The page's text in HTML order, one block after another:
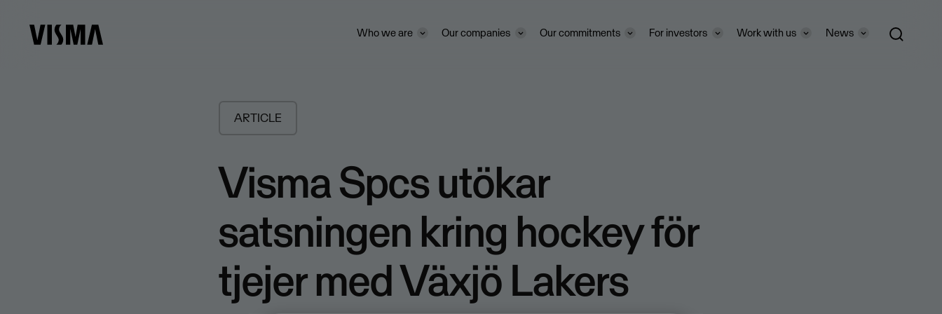
Who we are Our companies Our commitments For investors Work with us News
ARTICLE
Visma Spcs utökar
satsningen kring hockey för
tjejer med Växjö Lakers